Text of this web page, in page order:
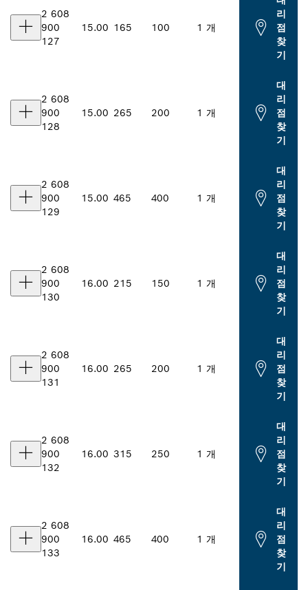
2 608
900
127
15.00 165 100 1 개
리
점
찾
기
2 608
900
128
15.00 265 200 1 개
대
리
점
찾
기
2 608
900
129
15.00 465 400 1 개
대
리
점
찾
기
2 608
900
130
16.00 215 150 1 개
대
리
점
찾
기
2 608
900
131
16.00 265 200 1 개
대
리
점
찾
기
2 608
900
132
16.00 315 250 1 개
대
리
점
찾
기
2 608
900
133
16.00 465 400 1 개
대
리
점
찾
기